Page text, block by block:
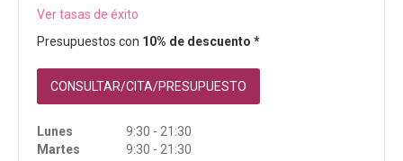
Ver tasas de éxito
Presupuestos con 10% de descuento *
CONSULTAR/CITA/PRESUPUESTO
Lunes
9:30 - 21:30
Martes
9:30 - 21:30